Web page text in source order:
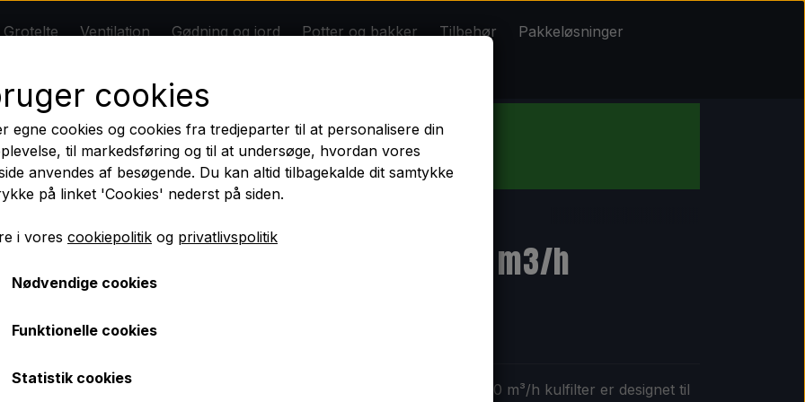
Gødning og jord
BIOBIZZ
Jord
Potter og bakker
Grotelte Ventilation Gødning og jord Potter og bakker Tilbehør
Pakkeløsninger
Dansk butik - Dansk lager - Dansk garanti
dig nyhedsbrevet og få 10 % rabat på dit første køb!
m3/h
CROCO Black kulfilter 125 mm 480 m3/h
Mangler dit grotelt 100% effektiv lugtkontrol? Croco Black 360-480 m³/h kulfilter er designet til
cookies
egne cookies og cookies fra tredjeparter til at personalisere din
til markedsføring og til at undersøge, hvordan vores
anvendes af besøgende. Du kan altid tilbagekalde dit samtykke
på linket 'Cookies' nederst på siden.
i vores cookiepolitik og privatlivspolitik
Nødvendige cookies
Funktionelle cookies
Statistik cookies